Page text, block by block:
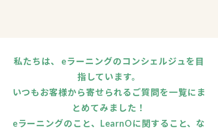
私たちは、 eラーニングのコンシェルジュを目
指しています。
いつもお客様から寄せられるご質問を一覧にま
とめてみました！
eラーニングのこと、LearnOに関すること、な